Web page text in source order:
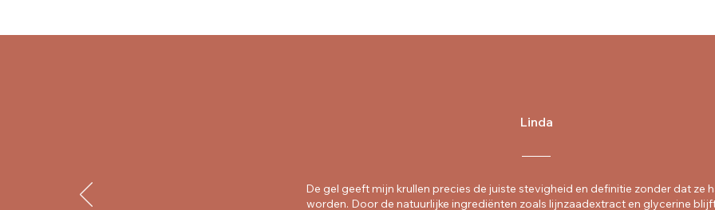
Linda
De gel geeft mijn krullen precies de juiste stevigheid en definitie zonder dat ze
worden. Door de natuurlijke ingrediënten zoals lijnzaadextract en glycerine